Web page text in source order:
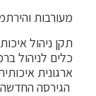
מעורבות
כלים לניהול
הגירסה החדשה